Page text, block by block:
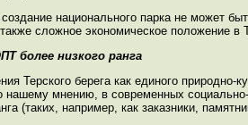
национального парка не может
сложное экономическое положение в
более низкого ранга
Терского берега как единого
нашему мнению, в современных
(таких, например, как заказники,